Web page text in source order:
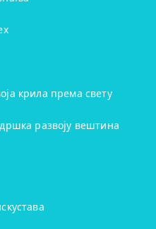
крила према свету
развоју вештина